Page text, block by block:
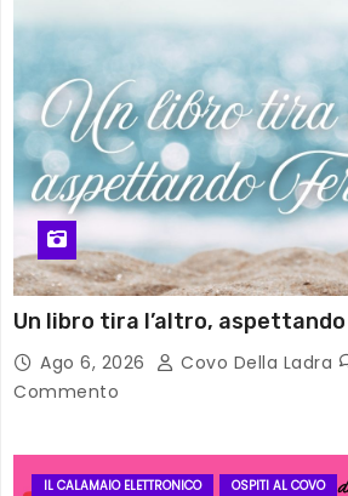
Un libro tira l’altro,
Ago 6, 2026 Covo Della Ladra
Commento
IL CALAMAIO ELETTRONICO OSPITI AL COVO